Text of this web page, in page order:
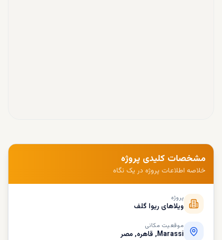
مشخصات کلیدی پروژه
خلاصه اطلاعات پروژه در یک نگاه
پروژه
ویلاهای ریوا گلف
موقعیت مکانی
Marassi, قاهره, مصر